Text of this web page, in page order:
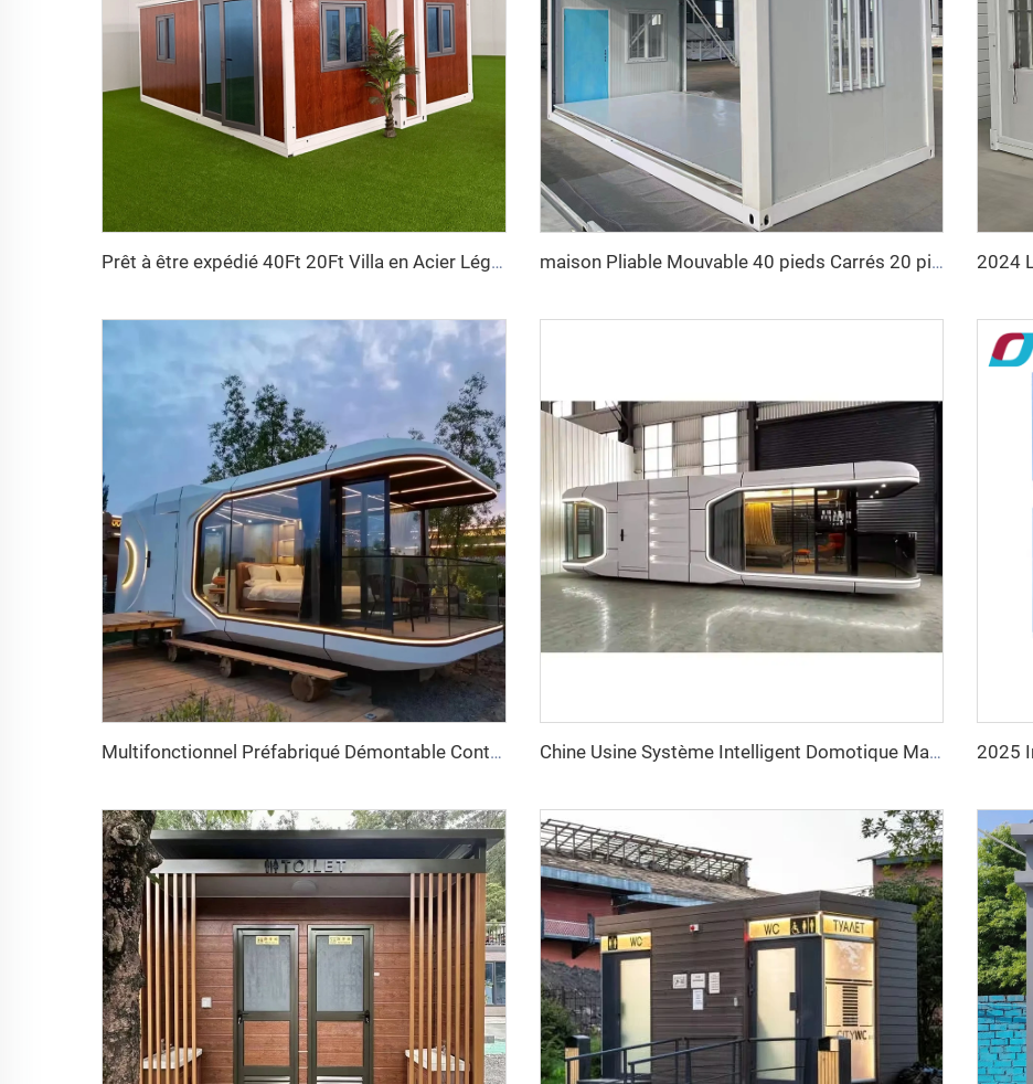
Prêt à être expédié 40Ft 20Ft Villa en Acier Léger Luxe avec Salle de Bain Complète Préfabriquée Maison-conteneur Extensible Prix Maison Préfabriquée maison Pliable Mouvable 40 pieds Carrés 20 pieds Carrés Conteneur Maison Pièce Pliable Préfabriquée Boîte de Stockage Pliable Maisons Pliables à Vendre
Multifonctionnel Préfabriqué Démontable Conteneur Maison Capsule Apple Bureau Hôtel Petite Cabane Chine Usine Système Intelligent Domotique Maison Mobile Luxe Nouveau Capsule Espace Conteneur Préfabriqué pour Hôtel Résort